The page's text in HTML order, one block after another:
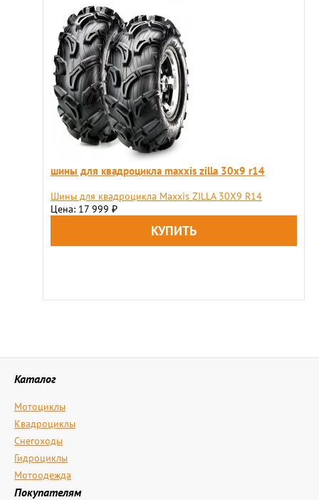
шины для квадроцикла maxxis zilla 30x9 r14
Шины для квадроцикла Maxxis ZILLA 30X9 R14
Цена: 17 999 ₽
Каталог
Мотоциклы
Квадроциклы
Снегоходы
Гидроциклы
Мотоодежда
Покупателям